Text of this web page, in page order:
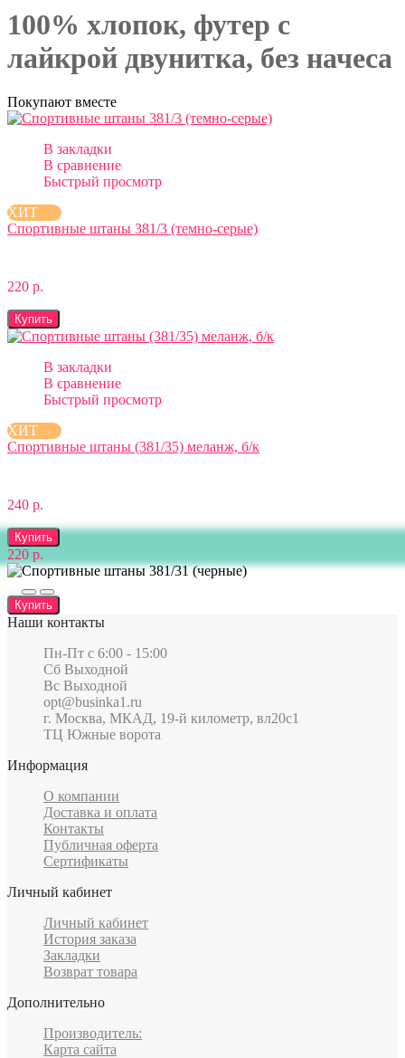
100% хлопок, футер с
лайкрой двунитка, без начеса
Покупают вместе
В закладки
В сравнение
Быстрый просмотр
ХИТ
Спортивные штаны 381/3 (темно-серые)
220 р.
Купить
В закладки
В сравнение
Быстрый просмотр
ХИТ
Спортивные штаны (381/35) меланж, б/к
240 р.
Купить
220 р.
Купить
Наши контакты
Пн-Пт c 6:00 - 15:00
Сб Выходной
Вс Выходной
opt@businka1.ru
г. Москва, МКАД, 19-й километр, вл20с1
ТЦ Южные ворота
Информация
О компании
Доставка и оплата
Контакты
Публичная оферта
Сертификаты
Личный кабинет
Личный кабинет
История заказа
Закладки
Возврат товара
Дополнительно
Производитель:
Карта сайта